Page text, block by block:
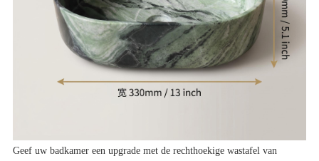
Geef uw badkamer een upgrade met de rechthoekige wastafel van